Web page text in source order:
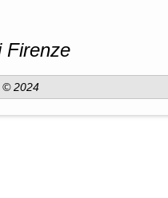
Firenze
© 2024